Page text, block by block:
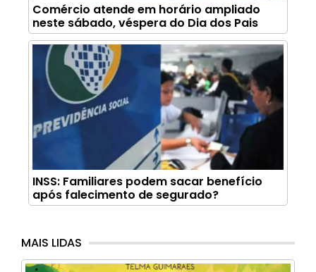
Comércio atende em horário ampliado
neste sábado, véspera do Dia dos Pais
INSS: Familiares podem sacar benefício
após falecimento de segurado?
MAIS LIDAS